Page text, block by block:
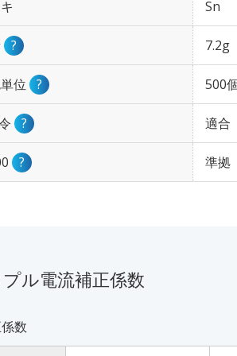
Sn
? 7.2g
位 ? 500
? 適合
? 準拠
ル電流補正係数
数